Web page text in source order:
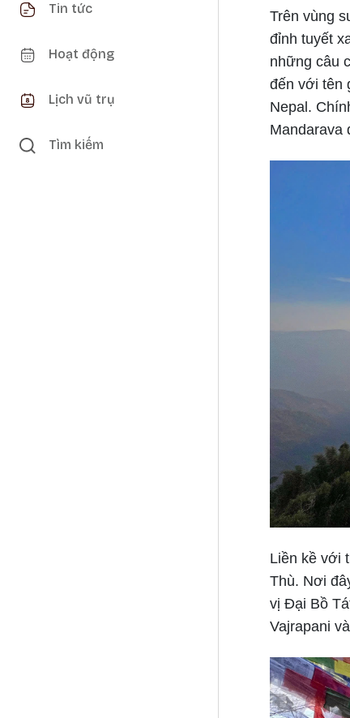
Tin tức
Hoạt động
Lịch vũ trụ
Tìm kiếm
Trên vùng
đỉnh tuyết
những câu
đến với tên
Nepal.
Mandarava
Liền kề với
Thù. Nơi
vị Đại Bồ
Vajrapani